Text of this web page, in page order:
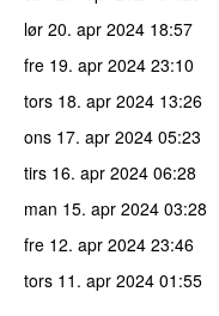
lør 20. apr 2024 18:57
fre 19. apr 2024 23:10
tors 18. apr 2024 13:26
ons 17. apr 2024 05:23
tirs 16. apr 2024 06:28
man 15. apr 2024 03:28
fre 12. apr 2024 23:46
tors 11. apr 2024 01:55